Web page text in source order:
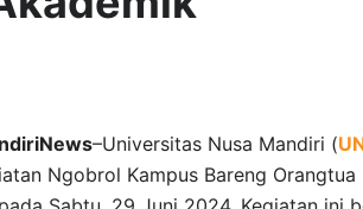
–Universitas Nusa Mandiri (
Ngobrol Kampus Bareng Orangtua